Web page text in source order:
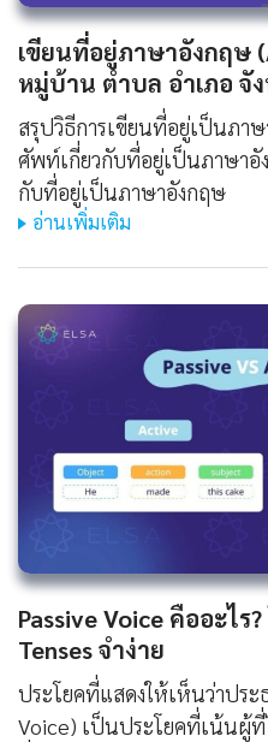
เขียนที่อยู่ภาษาอังกฤษ
หมู่บ้าน ตำบล อำเภอ จัง
สรุปวิธีการเขียนที่อยู่เป็นภา
ศัพท์เกี่ยวกับที่อยู่เป็นภาษาอั
กับที่อยู่เป็นภาษาอังกฤษ
อ่านเพิ่มเติม
Passive Voice คืออะไร
Tenses จำง่าย
ประโยคที่แสดงให้เห็นว่าปร
Voice) เป็นประโยคที่เน้นผู้